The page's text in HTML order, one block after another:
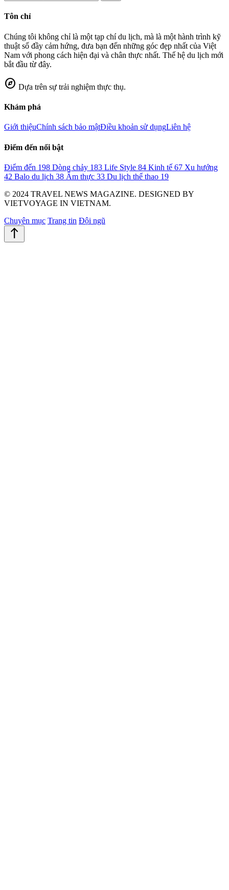
Tôn chỉ
Chúng tôi không chỉ là một tạp chí du lịch, mà là một hành trình kỹ
thuật số đầy cảm hứng, đưa bạn đến những góc đẹp nhất của Việt
Nam với phong cách hiện đại và chân thực nhất. Thế hệ du lịch mới
bắt đầu từ đây.
explore Dựa trên sự trải nghiệm thực thụ.
Khám phá
Giới thiệuChính sách bảo mậtĐiều khoản sử dụngLiên hệ
Điểm đến nổi bật
Điểm đến 198 Dòng chảy 183 Life Style 84 Kinh tế 67 Xu hướng
42 Balo du lịch 38 Ẩm thực 33 Du lịch thể thao 19
© 2024 TRAVEL NEWS MAGAZINE. DESIGNED BY
VIETVOYAGE IN VIETNAM.
Chuyên mục Trang tin Đội ngũ
north